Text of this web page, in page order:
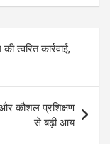
py
Li
n
k
ar
त्वरित कार्रवाई,
कौशल प्रशिक्षण
से बढ़ी आय